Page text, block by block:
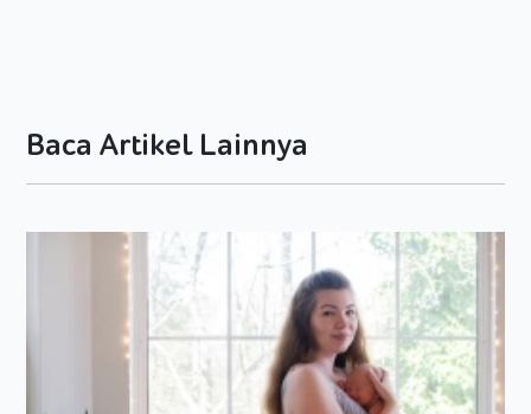
darah ke area panggul dan ginjal meningkat. Hal itu nantinya
akan membuat ginjal bekerja keras mengeluarkan cairan
air kecil.
2. Membesarnya Ukuran Rahim
Semakin bertambahnya usia kehamilan, ukuran janin dalam
kandungan akan semakin membesar. Hal itu juga
berpengaruh kepada ukuran rahim yang juga kian membesar.
Rahim yang semakin membesar perlahan akan menekan area
Baca Artikel Lainnya